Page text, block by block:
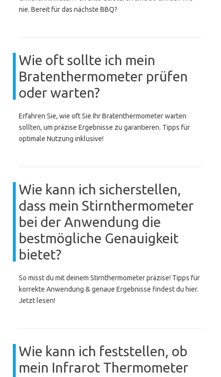
nie. Bereit für das nächste BBQ?
Wie oft sollte ich mein
Bratenthermometer prüfen
oder warten?
Erfahren Sie, wie oft Sie Ihr Bratenthermometer warten
sollten, um präzise Ergebnisse zu garantieren. Tipps für
optimale Nutzung inklusive!
Wie kann ich sicherstellen,
dass mein Stirnthermometer
bei der Anwendung die
bestmögliche Genauigkeit
bietet?
So misst du mit deinem Stirnthermometer präzise! Tipps für
korrekte Anwendung & genaue Ergebnisse findest du hier.
Jetzt lesen!
Wie kann ich feststellen, ob
mein Infrarot Thermometer